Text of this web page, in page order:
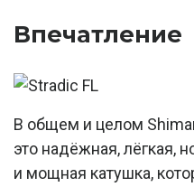
Впечатление
В общем и целом
это надёжная, лёгкая,
и мощная катушка,